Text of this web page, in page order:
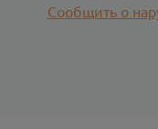
Сообщить о